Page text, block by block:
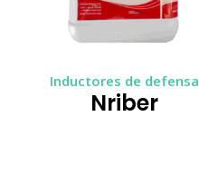
Inductores de defensa
Nriber